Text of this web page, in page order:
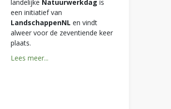
landelijke Natuurwerkdag is
een initiatief van
LandschappenNL en vindt
alweer voor de zeventiende keer
plaats.
Lees meer...